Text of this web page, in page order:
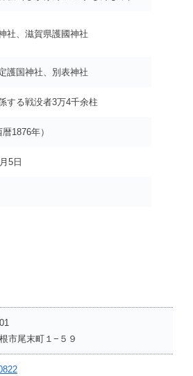
社、滋賀県護國神社
護国神社、別表神社
する戦没者3万4千余柱
1876年）
5日
市尾末町１−５９